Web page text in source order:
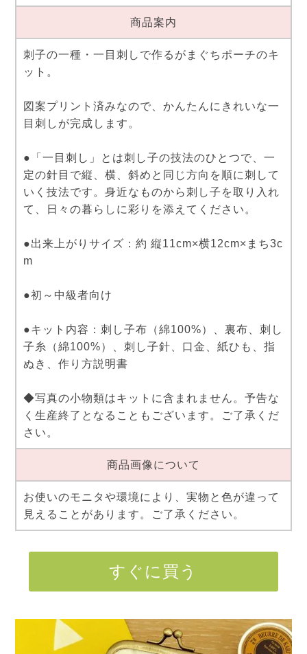
商品案内
刺子の一種・一目刺しで作るがまぐちポーチのキ
ット。
図案プリント済みなので、かんたんにきれいな一
目刺しが完成します。
●「一目刺し」とは刺し子の技法のひとつで、一
定の針目で縦、横、斜めと同じ方向を順に刺して
いく技法です。身近なものから刺し子を取り入れ
て、日々の暮らしに彩りを添えてください。
●出来上がりサイズ：約 縦11cm×横12cm×まち3c
m
●初～中級者向け
●キット内容：刺し子布（綿100%）、裏布、刺し
子糸（綿100%）、刺し子針、口金、紙ひも、指
ぬき、作り方説明書
◆写真の小物類はキットに含まれません。予告な
く生産終了となることもございます。ご了承くだ
さい。
商品画像について
お使いのモニタや環境により、実物と色が違って
見えることがあります。ご了承ください。
すぐに買う